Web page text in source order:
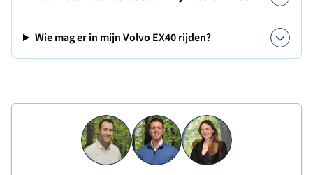
Wie mag er in mijn Volvo EX40 rijden?